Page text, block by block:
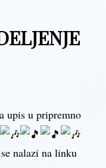
upis u pripremno
nalazi na linku